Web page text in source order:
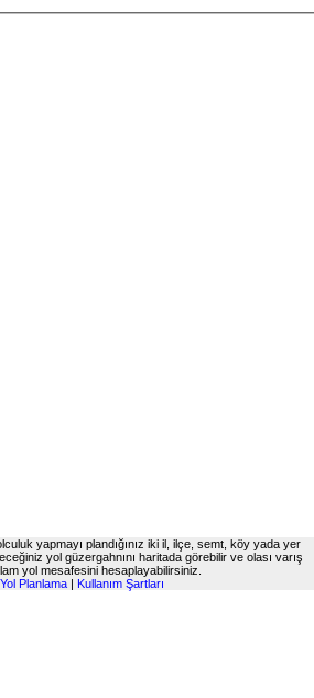
yapmayı plandığınız iki il, ilçe, semt, köy yada yer
yol güzergahnını haritada görebilir ve olası varış
yol mesafesini hesaplayabilirsiniz.
Planlama| Kullanım Şartları